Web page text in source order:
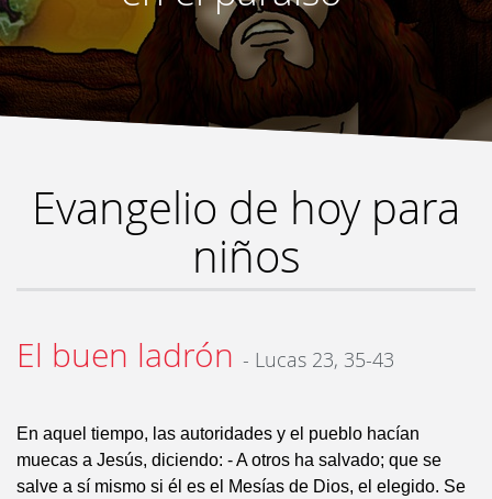
Evangelio de hoy para
niños
El buen ladrón - Lucas 23, 35-43
En aquel tiempo, las autoridades y el pueblo hacían
muecas a Jesús, diciendo: - A otros ha salvado; que se
salve a sí mismo si él es el Mesías de Dios, el elegido. Se